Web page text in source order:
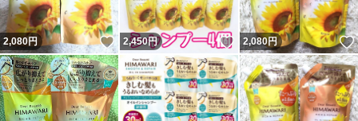
2,080円 いいね！
2,450円 いいね！
2,080円